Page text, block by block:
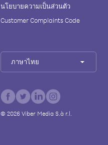
นโยบายความเป็นส่วนตัว
Customer Complaints Code
ภาษาไทย
© 2026Viber Media S.à r.l.